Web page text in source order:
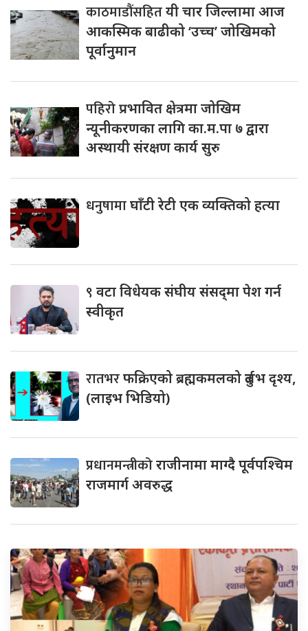
काठमाडौंसहितयी चार जिल्लामा आज
आकस्मिक बाढीको ‘उच्च’ जोखिमको
पूर्वानुमान
पहिरोप्रभावित क्षेत्रमा जोखिम
न्यूनीकरणका लागि का.म.पा ७ द्वारा
अस्थायी संरक्षण कार्य सुरु
धनुषामाघाँटी रेटी एक व्यक्तिको हत्या
९ वटा विधेयक संघीय संसद्‌मा पेश गर्न
स्वीकृत
रातभरफक्रिएको ब्रह्मकमलको दुर्लभ दृश्य,
(लाइभ भिडियो)
प्रधानमन्त्रीकोराजीनामा माग्दै पूर्वपश्चिम
राजमार्ग अवरुद्ध